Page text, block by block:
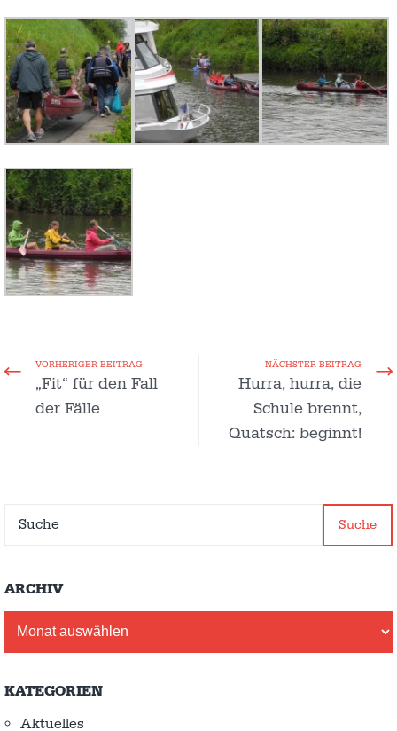
VORHERIGER BEITRAG
„Fit“ für den Fall
der Fälle
NÄCHSTER BEITRAG
Hurra, hurra, die
Schule brennt,
Quatsch: beginnt!
Suche
ARCHIV
KATEGORIEN
Aktuelles